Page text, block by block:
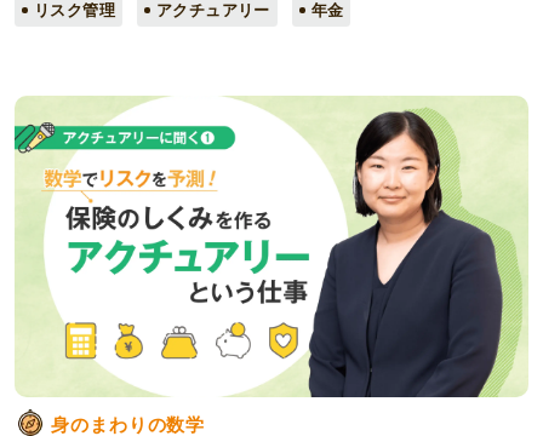
リスク管理 アクチュアリー 年金
身のまわりの数学